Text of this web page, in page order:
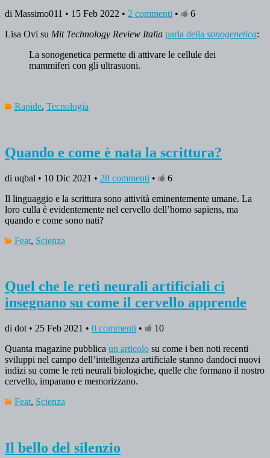
di Massimo011 • 15 Feb 2022 • 2 commenti •
6
Lisa Ovi su Mit Technology Review Italia parla della sonogenetica:
La sonogenetica permette di attivare le cellule dei
mammiferi con gli ultrasuoni.
Rapide, Tecnologia
Quando e come è nata la scrittura?
di uqbal • 10 Dic 2021 • 28 commenti •
6
Il linguaggio e la scrittura sono attività eminentemente umane. La
loro culla è evidentemente nel cervello dell’homo sapiens, ma
quando e come sono nati?
Feat, Scienza
Quel che le reti neurali artificiali ci
insegnano su come il cervello apprende
di dot • 25 Feb 2021 • 0 commenti •
10
Quanta magazine pubblica un articolo su come i ben noti recenti
sviluppi nel campo dell’intelligenza artificiale stanno dandoci nuovi
indizi su come le reti neurali biologiche, quelle che formano il nostro
cervello, imparano e memorizzano.
Feat, Scienza
Il bello del silenzio